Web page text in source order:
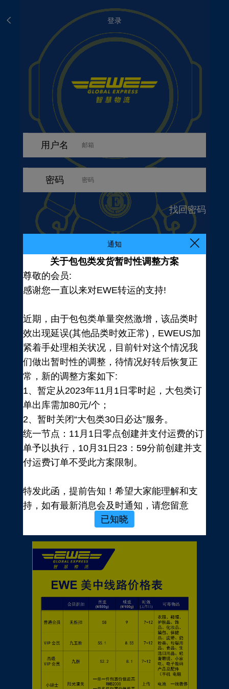
登录
用户名
密码
找回密码
登录
注册新手有礼
价格表
通知
关于包包类发货暂时性调整方案
尊敬的会员:
感谢您一直以来对EWE转运的支持!
近期，由于包包类单量突然激增，该品类时
效出现延误(其他品类时效正常)，EWEUS加
紧着手处理相关状况，目前针对这个情况我
们做出暂时性的调整，待情况好转后恢复正
常，新的调整方案如下:
1、暂定从2023年11月1日零时起，大包类订
单出库需加80元/个；
2、暂时关闭“大包类30日必达”服务。
统一节点：11月1日零点创建并支付运费的订
单予以执行，10月31日23：59分前创建并支
付运费订单不受此方案限制。
特发此函，提前告知！希望大家能理解和支
持，如有最新消息会及时通知，请您留意
EWE转运官网公告，再次感谢您的配合与支
持！
EWE US EXPRESS INC.
2023年10月19日
已知晓